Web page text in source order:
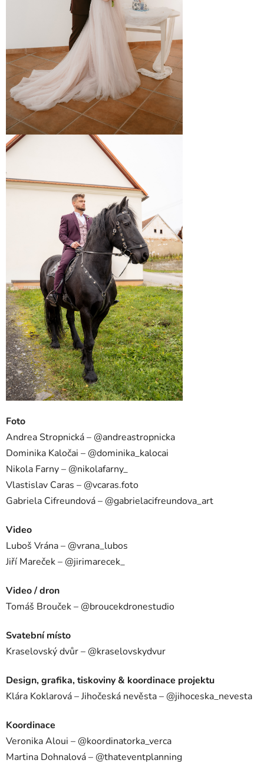
Foto
Andrea Stropnická – @andreastropnicka
Dominika Kaločai – @dominika_kalocai
Nikola Farny – @nikolafarny_
Vlastislav Caras – @vcaras.foto
Gabriela Cifreundová – @gabrielacifreundova_art
Video
Luboš Vrána – @vrana_lubos
Jiří Mareček – @jirimarecek_
Video / dron
Tomáš Brouček – @broucekdronestudio
Svatební místo
Kraselovský dvůr – @kraselovskydvur
Design, grafika, tiskoviny & koordinace projektu
Klára Koklarová – Jihočeská nevěsta – @jihoceska_nevesta
Koordinace
Veronika Aloui – @koordinatorka_verca
Martina Dohnalová – @thateventplanning